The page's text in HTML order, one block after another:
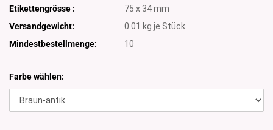
Etikettengrösse :
75 x 34 mm
Versandgewicht:
0.01 kg je Stück
Mindestbestellmenge:
10
Farbe wählen: